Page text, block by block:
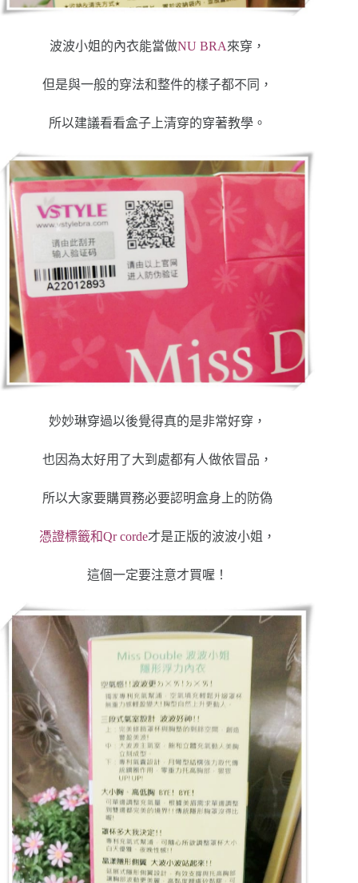
波波小姐的內衣能當做NU BRA來穿，
但是與一般的穿法和整件的樣子都不同，
所以建議看看盒子上清穿的穿著教學。
妙妙琳穿過以後覺得真的是非常好穿，
也因為太好用了大到處都有人做依冒品，
所以大家要購買務必要認明盒身上的防偽
憑證標籤和Qr corde才是正版的波波小姐，
這個一定要注意才買喔！